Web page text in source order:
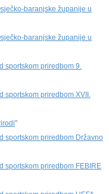
baranjske županije u
baranjske županije u
sportskom priredbom 9.
sportskom priredbom XVII.
"
sportskom priredbom Državno
sportskom priredbom FEBIRE